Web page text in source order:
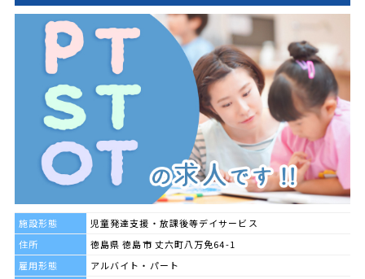
施設形態
児童発達支援・放課後等デイサービス
住所
徳島県 徳島市 丈六町八万免64-1
雇用形態
アルバイト・パート